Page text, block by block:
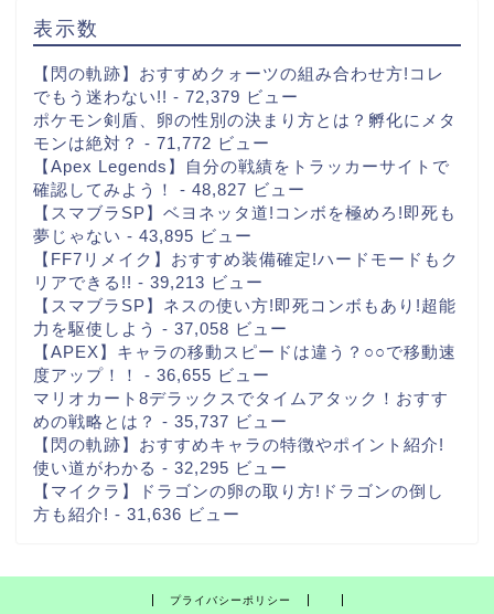
表示数
【閃の軌跡】おすすめクォーツの組み合わせ方!コレ
でもう迷わない!! - 72,379 ビュー
ポケモン剣盾、卵の性別の決まり方とは？孵化にメタ
モンは絶対？ - 71,772 ビュー
【Apex Legends】自分の戦績をトラッカーサイトで
確認してみよう！
- 48,827 ビュー
【スマブラSP】ベヨネッタ道!コンボを極めろ!即死も
夢じゃない - 43,895 ビュー
【FF7リメイク】おすすめ装備確定!ハードモードもク
リアできる!! - 39,213 ビュー
【スマブラSP】ネスの使い方!即死コンボもあり!超能
力を駆使しよう - 37,058 ビュー
【APEX】キャラの移動スピードは違う？○○で移動速
度アップ！！
- 36,655 ビュー
マリオカート8デラックスでタイムアタック！おすす
めの戦略とは？ - 35,737 ビュー
【閃の軌跡】おすすめキャラの特徴やポイント紹介!
使い道がわかる - 32,295 ビュー
【マイクラ】ドラゴンの卵の取り方!ドラゴンの倒し
方も紹介! - 31,636 ビュー
プライバシーポリシー